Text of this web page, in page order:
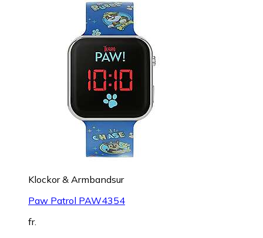
Klockor & Armbandsur
Paw Patrol PAW4354
fr.